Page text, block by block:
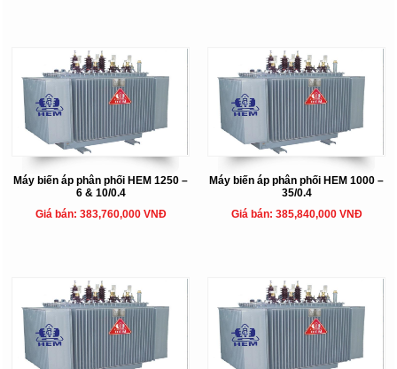
Máy biến áp phân phối HEM 1250 –
6 & 10/0.4
Giá bán: 383,760,000 VNĐ
Máy biến áp phân phối HEM 1000 –
35/0.4
Giá bán: 385,840,000 VNĐ